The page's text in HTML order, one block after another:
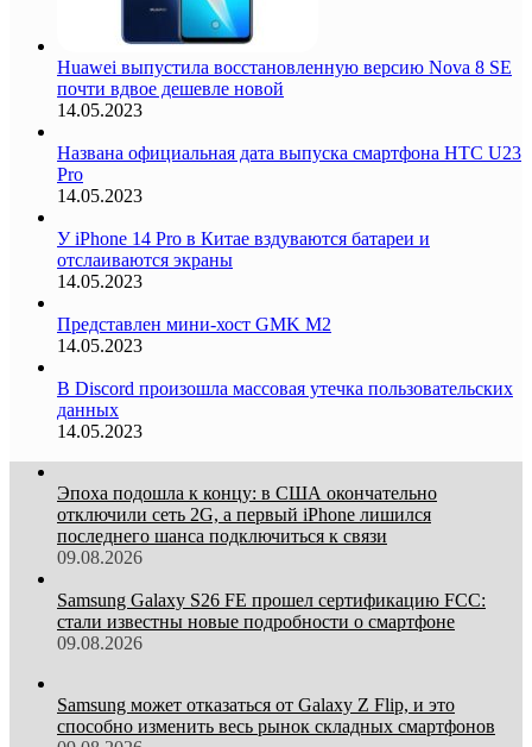
Huawei выпустила восстановленную версию Nova 8 SE
почти вдвое дешевле новой
14.05.2023
Названа официальная дата выпуска смартфона HTC U23
Pro
14.05.2023
У iPhone 14 Pro в Китае вздуваются батареи и
отслаиваются экраны
14.05.2023
Представлен мини-хост GMK M2
14.05.2023
В Discord произошла массовая утечка пользовательских
данных
14.05.2023
Эпоха подошла к концу: в США окончательно
отключили сеть 2G, а первый iPhone лишился
последнего шанса подключиться к связи
09.08.2026
Samsung Galaxy S26 FE прошел сертификацию FCC:
стали известны новые подробности о смартфоне
09.08.2026
Samsung может отказаться от Galaxy Z Flip, и это
способно изменить весь рынок складных смартфонов